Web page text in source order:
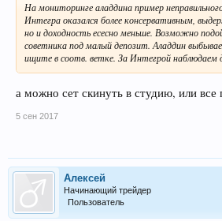
На мониторинге аладдина пример
Интегра оказался более консервативным,
но и доходность есесно меньше. Возможно
советника под малый депозит. Аладдин
ищите в соотв. ветке. За Интегрой наблюдаем
а можно сет скинуть в студию, или
5 сен 2017
Алексей
Начинающий трейдер
Пользователь